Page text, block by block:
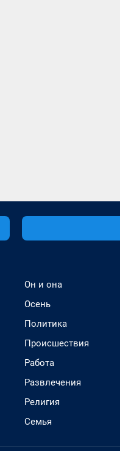
Он и она
Осень
Политика
Происшествия
Работа
Развлечения
Религия
Семья